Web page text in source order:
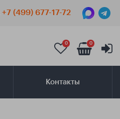
+7 (499) 677-17-72
0 0
Контакты